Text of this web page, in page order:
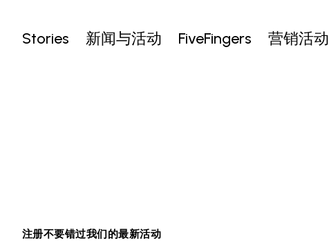
Stories 新闻与活动 FiveFingers 营销活动
注册不要错过我们的最新活动